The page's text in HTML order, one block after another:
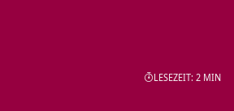
LESEZEIT: 2 MIN